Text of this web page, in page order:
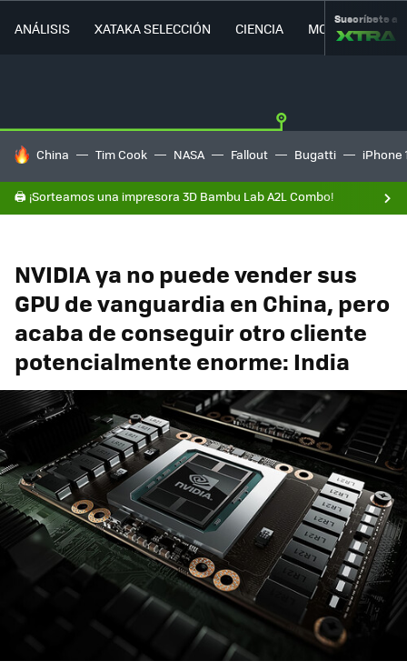
ANÁLISIS XATAKA SELECCIÓN CIENCIA MOVILIDAD
Suscríbete a
HOY SE HABLA DE
China Tim Cook NASA Fallout Bugatti iPhone
🖨️ ¡Sorteamos una impresora 3D Bambu Lab A2L Combo!
NVIDIA ya no puede vender sus
GPU de vanguardia en China, pero
acaba de conseguir otro cliente
potencialmente enorme: India